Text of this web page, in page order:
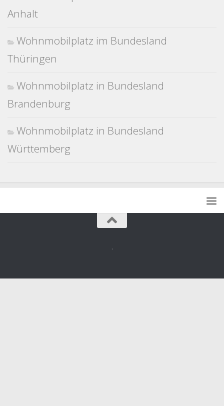
Anhalt
Wohnmobilplatz im Bundesland
Thüringen
Wohnmobilplatz in Bundesland
Brandenburg
Wohnmobilplatz in Bundesland
Württemberg
.